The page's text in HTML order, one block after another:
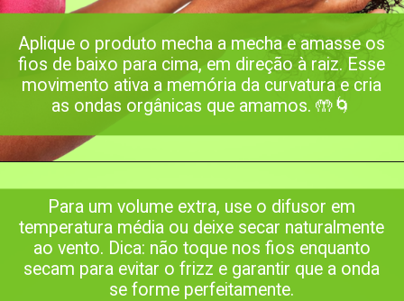
Aplique o produto mecha a mecha e amasse os
fios de baixo para cima, em direção à raiz. Esse
movimento ativa a memória da curvatura e cria
as ondas orgânicas que amamos. 🤲🌀
Para um volume extra, use o difusor em
temperatura média ou deixe secar naturalmente
ao vento. Dica: não toque nos fios enquanto
secam para evitar o frizz e garantir que a onda
se forme perfeitamente.